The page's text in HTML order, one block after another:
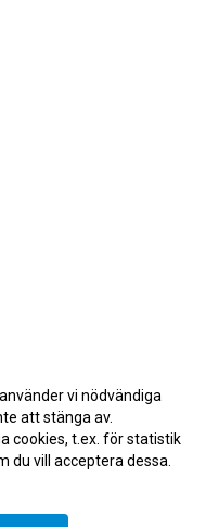
vi nödvändiga
att stänga av.
cookies, t.ex. för statistik
du vill acceptera dessa.